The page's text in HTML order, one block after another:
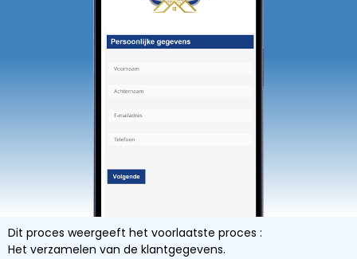
Dit proces weergeeft het voorlaatste proces :
Het verzamelen van de klantgegevens.